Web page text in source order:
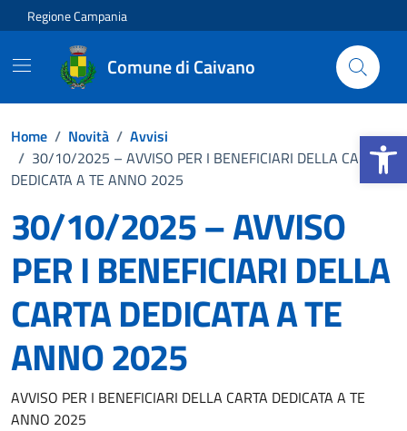
Apri la
Vai ai contenuti
Vai al footer
Regione Campania
Comune di Caivano
Home / Novità / Avvisi
/ 30/10/2025 – AVVISO PER I BENEFICIARI DELLA CARTA
DEDICATA A TE ANNO 2025
30/10/2025 – AVVISO
PER I BENEFICIARI DELLA
CARTA DEDICATA A TE
ANNO 2025
Dettagli della notizia
AVVISO PER I BENEFICIARI DELLA CARTA DEDICATA A TE
ANNO 2025